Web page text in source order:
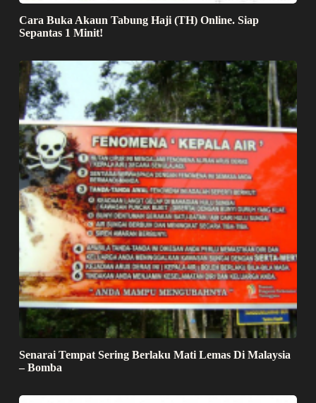
Cara Buka Akaun Tabung Haji (TH) Online. Siap
Sepantas 1 Minit!
Senarai Tempat Sering Berlaku Mati Lemas Di Malaysia
– Bomba